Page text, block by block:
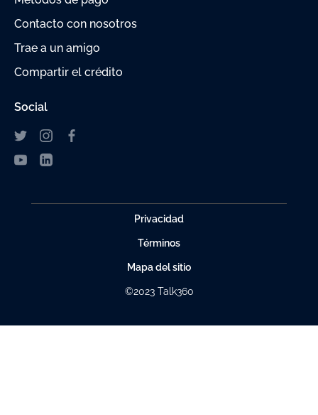
Contacto con nosotros
Trae a un amigo
Compartir el crédito
Social
Privacidad
Términos
Mapa del sitio
©2023 Talk360